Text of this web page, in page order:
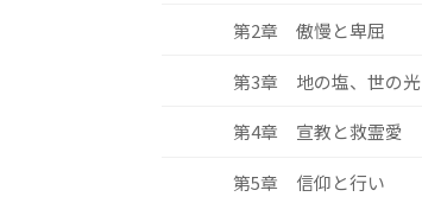
第2章 傲慢と卑屈
第3章 地の塩、世の光
第4章 宣教と救霊愛
第5章 信仰と行い